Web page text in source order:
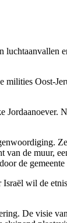
milities Oost-
van de muur,
de
wil de
De visie